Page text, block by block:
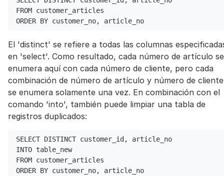
FROM customer_articles
ORDER BY customer_no, article_no
El 'distinct' se refiere a todas las columnas
en 'select'. Como resultado, cada número de artículo se
enumera aquí con cada número de cliente, pero cada
combinación de número de artículo y número de cliente
se enumera solamente una vez. En combinación con el
comando 'into', también puede limpiar una tabla de
registros duplicados:
SELECT DISTINCT customer_id, article_no
INTO table_new
FROM customer_articles
ORDER BY customer_no, article_no